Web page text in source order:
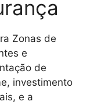
Zonas de
e
de
investimento
e a